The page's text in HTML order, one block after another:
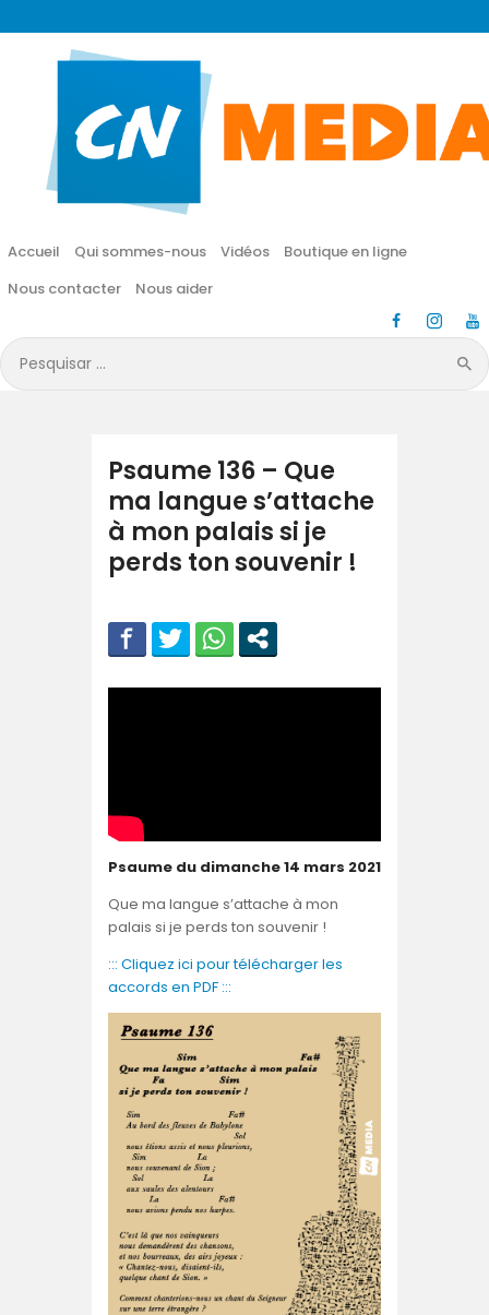
Accueil Qui sommes-nous Vidéos
Boutique en ligne
Nous contacter
Nous aider
Pesquisar
por:
CN MÉDIA
Une vie nouvelle en JESUS !
Accueil
Vidéos
Boutique en ligne
Nous aider
Psaume 136 – Que
ma langue s’attache
à mon palais si je
perds ton souvenir !
Psaume du dimanche 14 mars 2021
Que ma langue s’attache à mon
palais si je perds ton souvenir !
::: Cliquez ici pour télécharger les
accords en PDF :::